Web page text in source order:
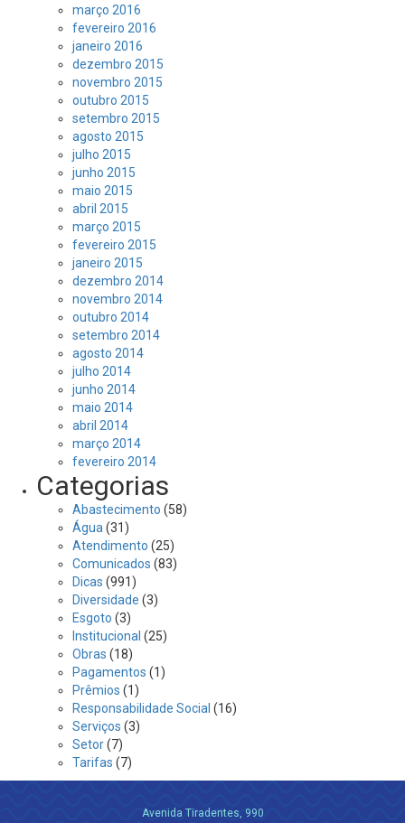
março 2016
fevereiro 2016
janeiro 2016
dezembro 2015
novembro 2015
outubro 2015
setembro 2015
agosto 2015
julho 2015
junho 2015
maio 2015
abril 2015
março 2015
fevereiro 2015
janeiro 2015
dezembro 2014
novembro 2014
outubro 2014
setembro 2014
agosto 2014
julho 2014
junho 2014
maio 2014
abril 2014
março 2014
fevereiro 2014
Categorias
Abastecimento (58)
Água (31)
Atendimento (25)
Comunicados (83)
Dicas (991)
Diversidade (3)
Esgoto (3)
Institucional (25)
Obras (18)
Pagamentos (1)
Prêmios (1)
Responsabilidade Social (16)
Serviços (3)
Setor(7)
Tarifas (7)
Avenida Tiradentes, 990